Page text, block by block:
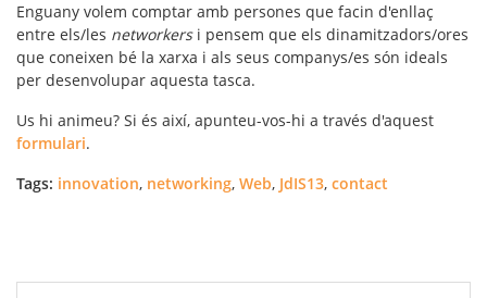
Enguany volem comptar amb persones que facin d'enllaç
entre els/les networkersi pensem que els dinamitzadors/ores
que coneixen bé la xarxa i als seus companys/es són ideals
per desenvolupar aquesta tasca.
Us hi animeu? Si és així, apunteu-vos-hi a través d'aquest
formulari.
Tags: innovation, networking, Web, JdIS13, contact